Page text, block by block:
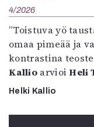
4/2026
”Toistuva yö
omaa pimeää ja
kontrastina
KallioarvioiHeli
Helki Kallio